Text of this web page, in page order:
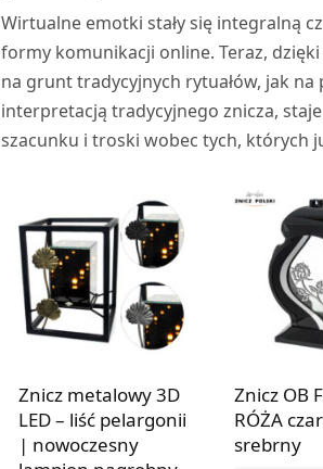
Wirtualne emotki stały się integralną
formy komunikacji online. Teraz,
na grunt tradycyjnych rytuałów, jak na
interpretacją tradycyjnego znicza,
szacunku i troski wobec tych, których
Znicz metalowy 3D
LED – liść pelargonii
| nowoczesny
Znicz OB
RÓŻA
srebrny